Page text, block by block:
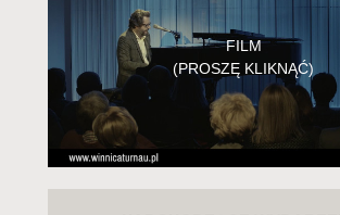
FILM
(PROSZĘ KLIKNĄĆ)